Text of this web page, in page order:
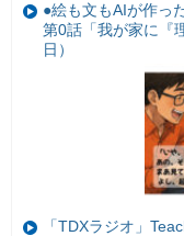
●絵も文もAIが作っ
第0話「我が家に『
日）
「TDXラジオ」